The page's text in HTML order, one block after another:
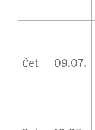
Čet 09.07.